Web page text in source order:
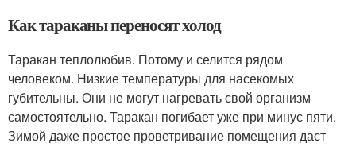
Как тараканы переносят холод
Таракан теплолюбив. Потому и селится рядом
человеком. Низкие температуры для насекомых
губительны. Они не могут нагревать свой организм
самостоятельно. Таракан погибает уже при минус пяти.
Зимой даже простое проветривание помещения даст